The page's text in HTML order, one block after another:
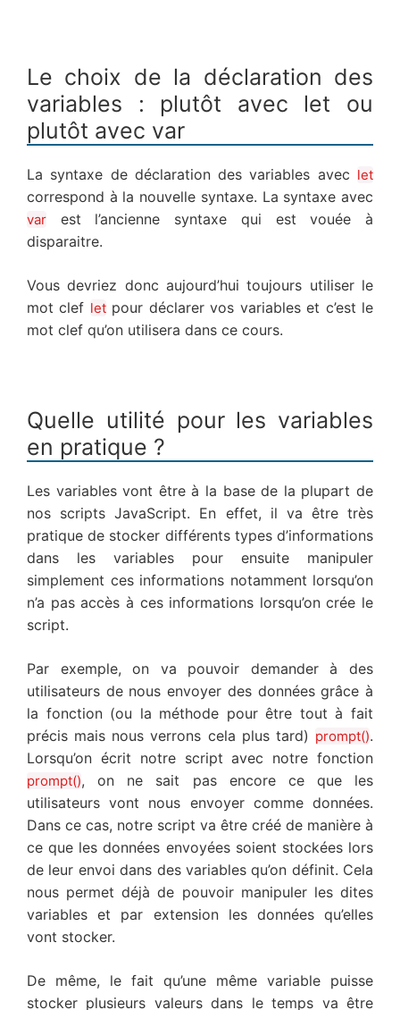
Le choix de la déclaration des
variables : plutôt avec let ou
plutôt avec var
La syntaxe de déclaration des variables avec let
correspond à la nouvelle syntaxe. La syntaxe avec
var est l’ancienne syntaxe qui est vouée à
disparaitre.
Vous devriez donc aujourd’hui toujours utiliser le
mot clef letpour déclarer vos variables et c’est le
mot clef qu’on utilisera dans ce cours.
Quelle utilité pour les variables
en pratique ?
Les variables vont être à la base de la plupart de
nos scripts JavaScript. En effet, il va être très
pratique de stocker différents types d’informations
dans les variables pour ensuite manipuler
simplement ces informations notamment lorsqu’on
n’a pas accès à ces informations lorsqu’on crée le
script.
Par exemple, on va pouvoir demander à des
utilisateurs de nous envoyer des données grâce à
la fonction (ou la méthode pour être tout à fait
précis mais nous verrons cela plus tard) prompt().
Lorsqu’on écrit notre script avec notre fonction
prompt(), on ne sait pas encore ce que les
utilisateurs vont nous envoyer comme données.
Dans ce cas, notre script va être créé de manière à
ce que les données envoyées soient stockées lors
de leur envoi dans des variables qu’on définit. Cela
nous permet déjà de pouvoir manipuler les dites
variables et par extension les données qu’elles
vont stocker.
De même, le fait qu’une même variable puisse
stocker plusieurs valeurs dans le temps va être